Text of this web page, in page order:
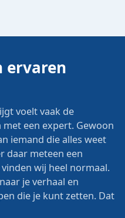
ervaren
voelt vaak de
een expert. Gewoon
iemand die alles weet
daar meteen een
wij heel normaal.
je verhaal en
die je kunt zetten. Dat